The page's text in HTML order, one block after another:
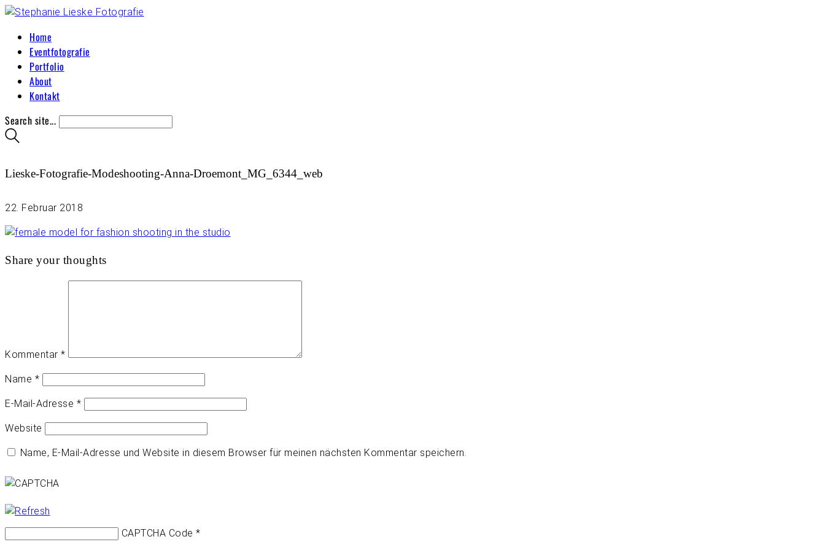
Home
Eventfotografie
Portfolio
About
Kontakt
Search site...
Lieske-Fotografie-Modeshooting-Anna-Droemont_MG_6344_web
22. Februar 2018
Share your thoughts
Kommentar *
Name *
E-Mail-Adresse *
Website
Name, E-Mail-Adresse und Website in diesem Browser für meinen nächsten Kommentar speichern.
CAPTCHA Code *